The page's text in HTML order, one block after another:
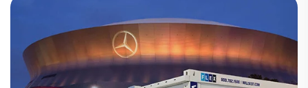
amistosos entre los dos países, gracias a la confianza y el
apoyo de los clientes, para que el proyecto de renovación
pueda completarse con éxito.